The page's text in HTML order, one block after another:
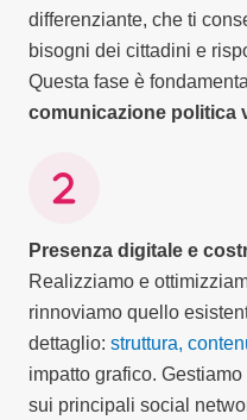
differenziante, che ti
bisogni dei cittadini e
Questa fase è
comunicazione politica
Presenza digitale e
Realizziamo e
rinnoviamo quello
dettaglio: struttura,
impatto grafico.
sui principali social